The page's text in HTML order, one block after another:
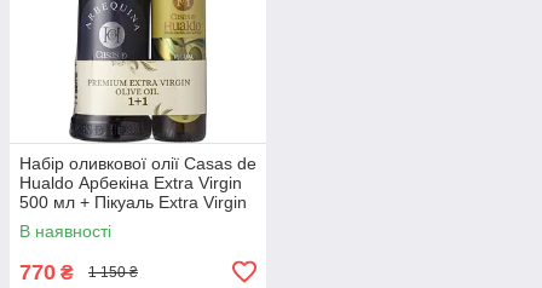
Набір оливкової олії Casas de
Hualdo Арбекіна Extra Virgin
500 мл + Пікуаль Extra Virgin
250 мл
В наявності
770 ₴ 1 150 ₴